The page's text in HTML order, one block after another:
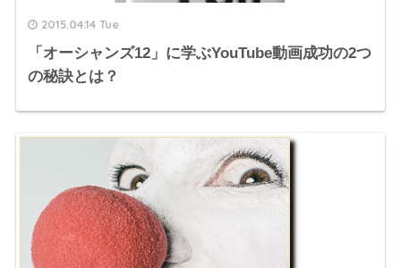
2015.04.14 Tue
「オーシャンズ12」に学ぶYouTube動画成功の2つ
の秘訣とは？